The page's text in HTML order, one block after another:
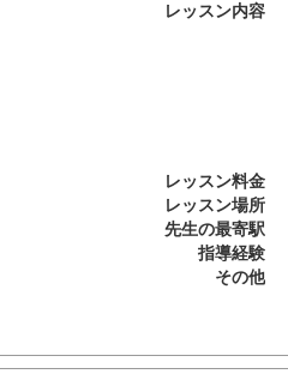
レッスン内容
レッスン料金
レッスン場所
先生の最寄駅
指導経験
その他